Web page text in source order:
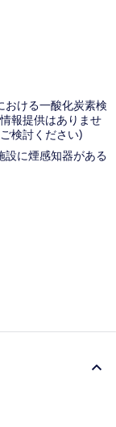
おける一酸化炭素検
報提供はありませ
検討ください)
設に煙感知器がある